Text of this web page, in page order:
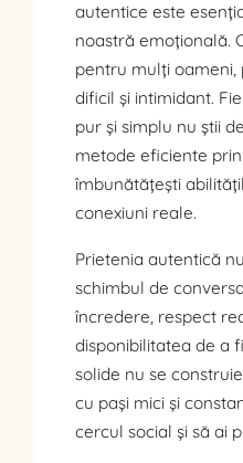
autentice este
noastră emoțională.
pentru mulți
dificil și intimidant.
pur și simplu nu știi
metode eficiente
îmbunătățești
conexiuni reale.
Prietenia autentică
schimbul de
încredere, respect
disponibilitatea de a
solide nu se
cu pași mici și
cercul social și să ai